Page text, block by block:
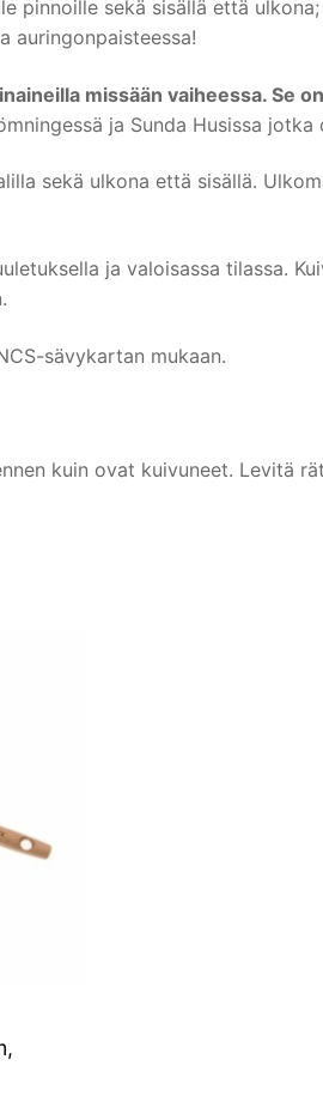
pinnoille sekä sisällä että
auringonpaisteessa!
missään vaiheessa. Se
ja Sunda Husissa
sekä ulkona että sisällä.
ja valoisassa tilassa.
sävykartan mukaan.
kuin ovat kuivuneet. Levitä